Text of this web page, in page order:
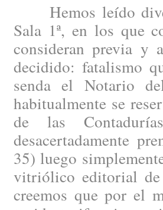
Hemos leído
Sala 1ª, en los que
consideran previa y
decidido: fatalismo
senda el Notario
habitualmente se
de las
desacertadamente
35) luego
vitriólico editorial
creemos que por el